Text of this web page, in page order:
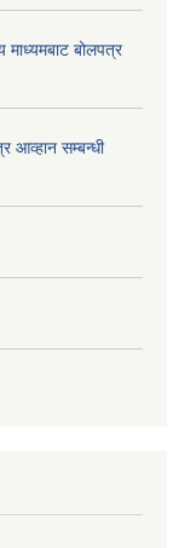
माध्यमबाट बोलपत्र
आव्हान सम्बन्धी